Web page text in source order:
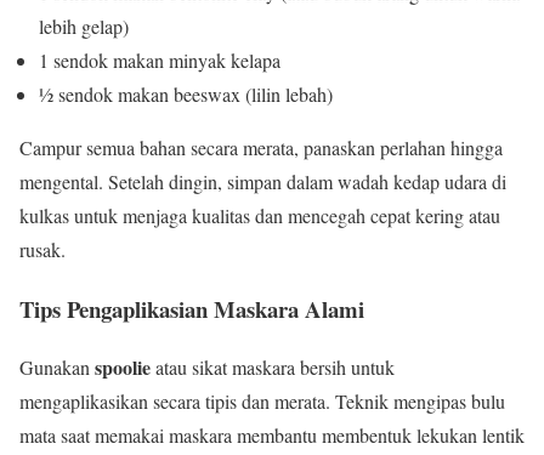
lebih gelap)
1 sendok makan minyak kelapa
½ sendok makan beeswax (lilin lebah)
Campur semua bahan secara merata, panaskan perlahan hingga
mengental. Setelah dingin, simpan dalam wadah kedap udara di
kulkas untuk menjaga kualitas dan mencegah cepat kering atau
rusak.
Tips Pengaplikasian Maskara Alami
Gunakanspoolieatau sikat maskara bersih untuk
mengaplikasikan secara tipis dan merata. Teknik mengipas bulu
mata saat memakai maskara membantu membentuk lekukan lentik